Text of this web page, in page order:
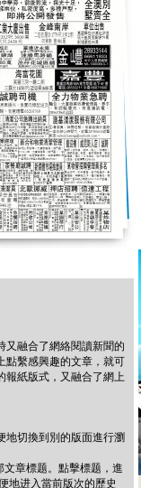
又融合了網絡閱讀新聞的
點繫感興趣的文章，就可
報紙版式，又融合了網上
地切換到別的版面進行瀏
文章標题。點擊標题，進
地进入當前版次的歷史